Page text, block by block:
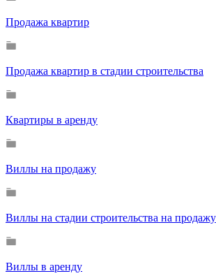
Продажа квартир
Продажа квартир в стадии строительства
Квартиры в аренду
Виллы на продажу
Виллы на стадии строительства на продажу
Виллы в аренду